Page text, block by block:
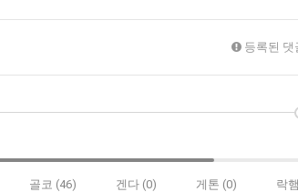
등록된 댓
골코 (46) 겐다 (0) 게톤 (0) 락